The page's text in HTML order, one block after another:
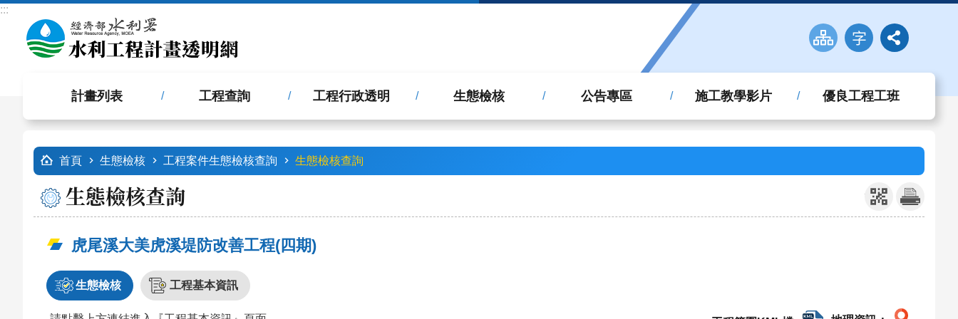
跳到主要內容區塊
:::
計畫列表 工程查詢 工程行政透明 生態檢核 公告專區 施工教學影片 優良工程工班
:::
首頁 生態檢核 工程案件生態檢核查詢 生態檢核查詢
生態檢核查詢 _
虎尾溪大美虎溪堤防改善工程(四期)
生態檢核 工程基本資訊